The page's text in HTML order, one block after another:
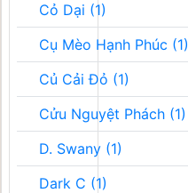
Cỏ Dại (1)
Cụ Mèo Hạnh Phúc (1)
Củ Cải Đỏ (1)
Cửu Nguyệt Phách (1)
D. Swany (1)
Dark C (1)